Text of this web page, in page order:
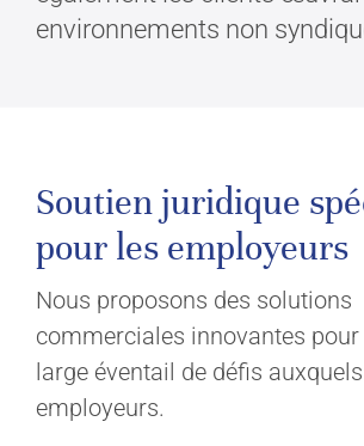
environnements non
Soutien juridique
pour les employeurs
Nous proposons des solutions
commerciales innovantes pour
large éventail de défis
employeurs.